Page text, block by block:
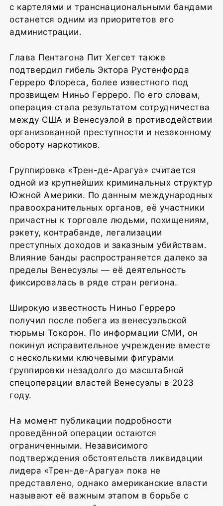
с картелями и транснациональными бандами
останется одним из приоритетов его
администрации.
Глава Пентагона Пит Хегсет также
подтвердил гибель Эктора Рустенфорда
Герреро Флореса, более известного под
прозвищем Ниньо Герреро. По его словам,
операция стала результатом сотрудничества
между США и Венесуэлой в противодействии
организованной преступности и незаконному
обороту наркотиков.
Группировка «Трен-де-Арагуа» считается
одной из крупнейших криминальных структур
Южной Америки. По данным международных
правоохранительных органов, её участники
причастны к торговле людьми, похищениям,
рэкету, контрабанде, легализации
преступных доходов и заказным убийствам.
Влияние банды распространяется далеко за
пределы Венесуэлы — её деятельность
фиксировалась в ряде стран региона.
Широкую известность Ниньо Герреро
получил после побега из венесуэльской
тюрьмы Токорон. По информации СМИ, он
покинул исправительное учреждение вместе
с несколькими ключевыми фигурами
группировки незадолго до масштабной
спецоперации властей Венесуэлы в 2023
году.
На момент публикации подробности
проведённой операции остаются
ограниченными. Независимого
подтверждения обстоятельств ликвидации
лидера «Трен-де-Арагуа» пока не
представлено, однако американские власти
называют её важным этапом в борьбе с